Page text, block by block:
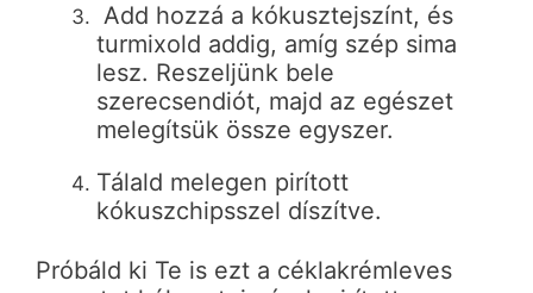
Add hozzá a kókusztejszínt, és
turmixold addig, amíg szép sima
lesz. Reszeljünk bele
szerecsendiót, majd az egészet
melegítsük össze egyszer.
Tálald melegen pirított
kókuszchipsszel díszítve.
Próbáld ki Te is ezt a céklakrémleves